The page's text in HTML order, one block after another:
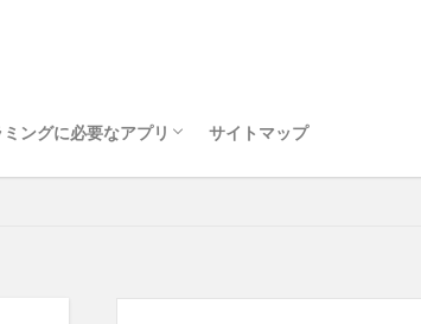
ングに必要なアプリ
ミングを行うためのコンピュータ環
のセキュリティ対策を行おう
Code をインストールしよう
イピングとプログラミング ・・・
サイトマップ
ラインドタッチ